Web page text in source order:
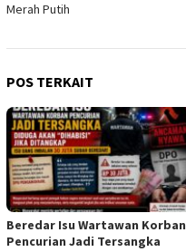
Merah Putih
POS TERKAIT
Beredar Isu Wartawan Korban
Pencurian Jadi Tersangka